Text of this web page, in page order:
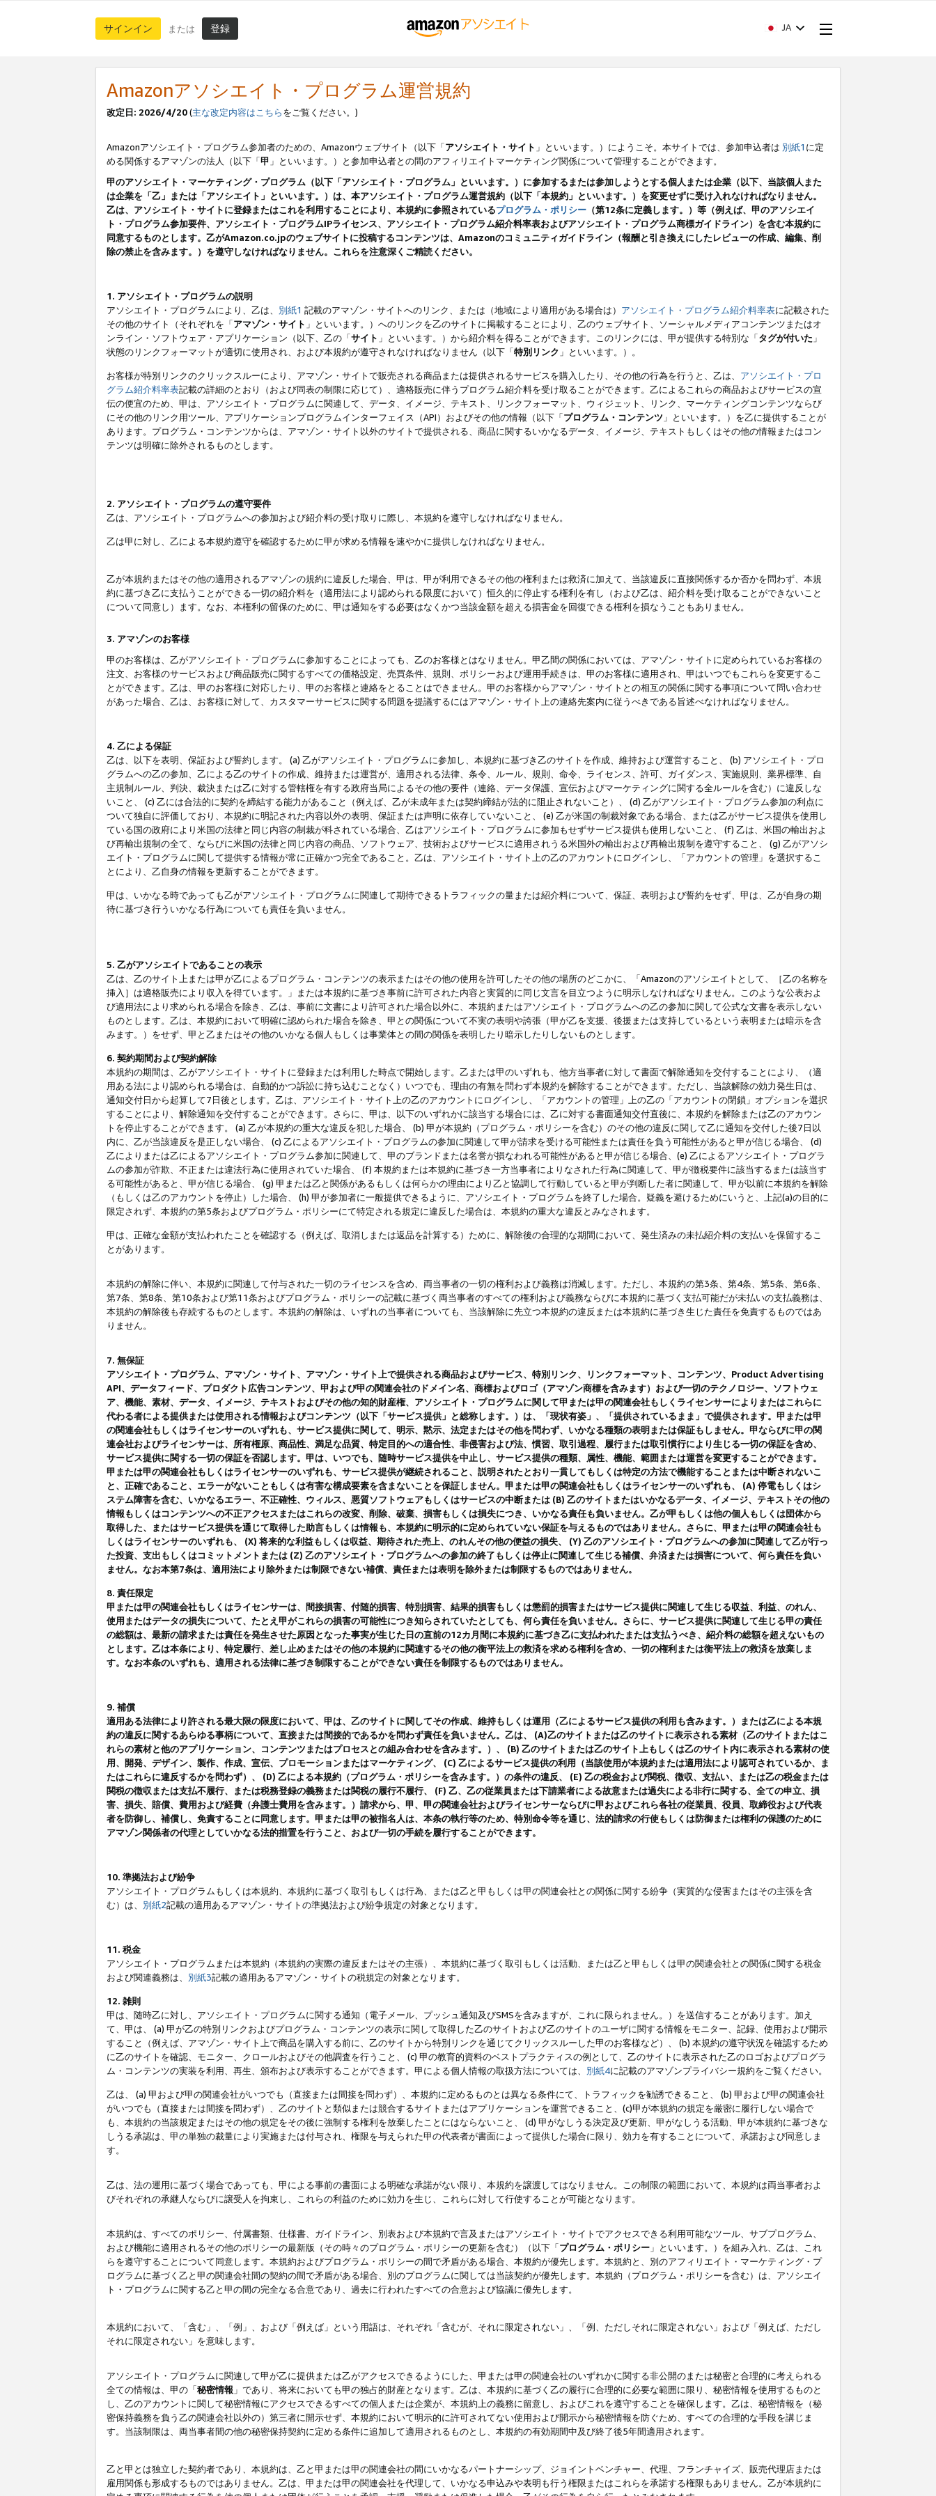
サインイン または 登録 JA
Amazonアソシエイト・プログラム運営規約
改定日: 2026/4/20(主な改定内容はこちらをご覧ください。)
Amazonアソシエイト・プログラム参加者のための、Amazonウェブサイト（以下「アソシエイト・サイト 」といいます。）にようこそ。本サイトでは、参加申込者は 別紙1 に定
める関係するアマゾンの法人（以下「甲 」といいます。）と参加申込者との間のアフィリエイトマーケティング関係について管理することができます。
甲のアソシエイト・マーケティング・プログラム（以下「アソシエイト・プログラム」といいます。）に参加するまたは参加しようとする個人または企業（以下、当該個人また
は企業を「乙」または「アソシエイト」といいます。）は、本アソシエイト・プログラム運営規約（以下「本規約」といいます。）を変更せずに受け入れなければなりません。
乙は、アソシエイト・サイトに登録またはこれを利用することにより、本規約に参照されているプログラム・ポリシー （第12条に定義します。）等（例えば、甲のアソシエイ
ト・プログラム参加要件、アソシエイト・プログラムIPライセンス、アソシエイト・プログラム紹介料率表およびアソシエイト・プログラム商標ガイドライン）を含む本規約に
同意するものとします。乙がAmazon.co.jpのウェブサイトに投稿するコンテンツは、Amazonのコミュニティガイドライン（報酬と引き換えにしたレビューの作成、編集、削
除の禁止を含みます。）を遵守しなければなりません。これらを注意深くご精読ください。
1. アソシエイト・プログラムの説明
アソシエイト・プログラムにより、乙は、 別紙1 記載のアマゾン・サイトへのリンク、または（地域により適用がある場合は） アソシエイト・プログラム紹介料率表に記載された
その他のサイト（それぞれを「アマゾン・サイト 」といいます。）へのリンクを乙のサイトに掲載することにより、乙のウェブサイト、ソーシャルメディアコンテンツまたはオ
ンライン・ソフトウェア・アプリケーション（以下、乙の「サイト 」といいます。）から紹介料を得ることができます。このリンクには、甲が提供する特別な「タグが付いた 」
状態のリンクフォーマットが適切に使用され、および本規約が遵守されなければなりません（以下「特別リンク 」といいます。）。
お客様が特別リンクのクリックスルーにより、アマゾン・サイトで販売される商品または提供されるサービスを購入したり、その他の行為を行うと、乙は、 アソシエイト・プロ
グラム紹介料率表記載の詳細のとおり（および同表の制限に応じて）、適格販売に伴うプログラム紹介料を受け取ることができます。乙によるこれらの商品およびサービスの宣
伝の便宜のため、甲は、アソシエイト・プログラムに関連して、データ、イメージ、テキスト、リンクフォーマット、ウィジェット、リンク、マーケティングコンテンツならび
にその他のリンク用ツール、アプリケーションプログラムインターフェイス（API）およびその他の情報（以下「プログラム・コンテンツ 」といいます。）を乙に提供することが
あります。プログラム・コンテンツからは、アマゾン・サイト以外のサイトで提供される、商品に関するいかなるデータ、イメージ、テキストもしくはその他の情報またはコン
テンツは明確に除外されるものとします。
2. アソシエイト・プログラムの遵守要件
乙は、アソシエイト・プログラムへの参加および紹介料の受け取りに際し、本規約を遵守しなければなりません。
乙は甲に対し、乙による本規約遵守を確認するために甲が求める情報を速やかに提供しなければなりません。
乙が本規約またはその他の適用されるアマゾンの規約に違反した場合、甲は、甲が利用できるその他の権利または救済に加えて、当該違反に直接関係するか否かを問わず、本規
約に基づき乙に支払うことができる一切の紹介料を（適用法により認められる限度において）恒久的に停止する権利を有し（および乙は、紹介料を受け取ることができないこと
について同意し）ます。なお、本権利の留保のために、甲は通知をする必要はなくかつ当該金額を超える損害金を回復できる権利を損なうこともありません。
3. アマゾンのお客様
甲のお客様は、乙がアソシエイト・プログラムに参加することによっても、乙のお客様とはなりません。甲乙間の関係においては、アマゾン・サイトに定められているお客様の
注文、お客様のサービスおよび商品販売に関するすべての価格設定、売買条件、規則、ポリシーおよび運用手続きは、甲のお客様に適用され、甲はいつでもこれらを変更するこ
とができます。乙は、甲のお客様に対応したり、甲のお客様と連絡をとることはできません。甲のお客様からアマゾン・サイトとの相互の関係に関する事項について問い合わせ
があった場合、乙は、お客様に対して、カスタマーサービスに関する問題を提議するにはアマゾン・サイト上の連絡先案内に従うべきである旨述べなければなりません。
4. 乙による保証
乙は、以下を表明、保証および誓約します。 (a) 乙がアソシエイト・プログラムに参加し、本規約に基づき乙のサイトを作成、維持および運営すること、 (b) アソシエイト・プロ
グラムへの乙の参加、乙による乙のサイトの作成、維持または運営が、適用される法律、条令、ルール、規則、命令、ライセンス、許可、ガイダンス、実施規則、業界標準、自
主規制ルール、判決、裁決または乙に対する管轄権を有する政府当局によるその他の要件（連絡、データ保護、宣伝およびマーケティングに関する全ルールを含む）に違反しな
いこと、 (c) 乙には合法的に契約を締結する能力があること（例えば、乙が未成年または契約締結が法的に阻止されないこと）、 (d) 乙がアソシエイト・プログラム参加の利点に
ついて独自に評価しており、本規約に明記された内容以外の表明、保証または声明に依存していないこと、 (e) 乙が米国の制裁対象である場合、または乙がサービス提供を使用し
ている国の政府により米国の法律と同じ内容の制裁が科されている場合、乙はアソシエイト・プログラムに参加もせずサービス提供も使用しないこと、 (f) 乙は、米国の輸出およ
び再輸出規制の全て、ならびに米国の法律と同じ内容の商品、ソフトウェア、技術およびサービスに適用されうる米国外の輸出および再輸出規制を遵守すること、 (g) 乙がアソシ
エイト・プログラムに関して提供する情報が常に正確かつ完全であること。乙は、アソシエイト・サイト上の乙のアカウントにログインし、「アカウントの管理」を選択するこ
とにより、乙自身の情報を更新することができます。
甲は、いかなる時であっても乙がアソシエイト・プログラムに関連して期待できるトラフィックの量または紹介料について、保証、表明および誓約をせず、甲は、乙が自身の期
待に基づき行ういかなる行為についても責任を負いません。
5. 乙がアソシエイトであることの表示
乙は、乙のサイト上または甲が乙によるプログラム・コンテンツの表示またはその他の使用を許可したその他の場所のどこかに、「Amazonのアソシエイトとして、［乙の名称を
挿入］は適格販売により収入を得ています。」または本規約に基づき事前に許可された内容と実質的に同じ文言を目立つように明示しなければなりません。このような公表およ
び適用法により求められる場合を除き、乙は、事前に文書により許可された場合以外に、本規約またはアソシエイト・プログラムへの乙の参加に関して公式な文書を表示しない
ものとします。乙は、本規約において明確に認められた場合を除き、甲との関係について不実の表明や誇張（甲が乙を支援、後援または支持しているという表明または暗示を含
みます。）をせず、甲と乙またはその他のいかなる個人もしくは事業体との間の関係を表明したり暗示したりしないものとします。
6. 契約期間および契約解除
本規約の期間は、乙がアソシエイト・サイトに登録または利用した時点で開始します。乙または甲のいずれも、他方当事者に対して書面で解除通知を交付することにより、（適
用ある法により認められる場合は、自動的かつ訴訟に持ち込むことなく）いつでも、理由の有無を問わず本規約を解除することができます。ただし、当該解除の効力発生日は、
通知交付日から起算して7日後とします。乙は、アソシエイト・サイト上の乙のアカウントにログインし、「アカウントの管理」上の乙の「アカウントの閉鎖」オプションを選択
することにより、解除通知を交付することができます。さらに、甲は、以下のいずれかに該当する場合には、乙に対する書面通知交付直後に、本規約を解除または乙のアカウン
トを停止することができます。 (a) 乙が本規約の重大な違反を犯した場合、 (b) 甲が本規約（プログラム・ポリシーを含む）のその他の違反に関して乙に通知を交付した後7日以
内に、乙が当該違反を是正しない場合、 (c) 乙によるアソシエイト・プログラムの参加に関連して甲が請求を受ける可能性または責任を負う可能性があると甲が信じる場合、 (d)
乙によりまたは乙によるアソシエイト・プログラム参加に関連して、甲のブランドまたは名誉が損なわれる可能性があると甲が信じる場合、(e) 乙によるアソシエイト・プログラ
ムの参加が詐欺、不正または違法行為に使用されていた場合、 (f) 本規約または本規約に基づき一方当事者によりなされた行為に関連して、甲が徴税要件に該当するまたは該当す
る可能性があると、甲が信じる場合、 (g) 甲または乙と関係があるもしくは何らかの理由により乙と協調して行動していると甲が判断した者に関連して、甲が以前に本規約を解除
（もしくは乙のアカウントを停止）した場合、 (h) 甲が参加者に一般提供できるように、アソシエイト・プログラムを終了した場合。疑義を避けるためにいうと、上記(a)の目的に
限定されず、本規約の第5条およびプログラム・ポリシーにて特定される規定に違反した場合は、本規約の重大な違反とみなされます。
甲は、正確な金額が支払われたことを確認する（例えば、取消しまたは返品を計算する）ために、解除後の合理的な期間において、発生済みの未払紹介料の支払いを保留するこ
とがあります。
本規約の解除に伴い、本規約に関連して付与された一切のライセンスを含め、両当事者の一切の権利および義務は消滅します。ただし、本規約の第3条、第4条、第5条、第6条、
第7条、第8条、第10条および第11条およびプログラム・ポリシーの記載に基づく両当事者のすべての権利および義務ならびに本規約に基づく支払可能だが未払いの支払義務は、
本規約の解除後も存続するものとします。本規約の解除は、いずれの当事者についても、当該解除に先立つ本規約の違反または本規約に基づき生じた責任を免責するものではあ
りません。
7. 無保証
アソシエイト・プログラム、アマゾン・サイト、アマゾン・サイト上で提供される商品およびサービス、特別リンク、リンクフォーマット、コンテンツ、Product Advertising
API、データフィード、プロダクト広告コンテンツ、甲および甲の関連会社のドメイン名、商標およびロゴ（アマゾン商標を含みます）および一切のテクノロジー、ソフトウェ
ア、機能、素材、データ、イメージ、テキストおよびその他の知的財産権、アソシエイト・プログラムに関して甲または甲の関連会社もしくライセンサーによりまたはこれらに
代わる者による提供または使用される情報およびコンテンツ（以下「サービス提供」と総称します。）は、「現状有姿」、「提供されているまま」で提供されます。甲または甲
の関連会社もしくはライセンサーのいずれも、サービス提供に関して、明示、黙示、法定またはその他を問わず、いかなる種類の表明または保証もしません。甲ならびに甲の関
連会社およびライセンサーは、所有権原、商品性、満足な品質、特定目的への適合性、非侵害および法、慣習、取引過程、履行または取引慣行により生じる一切の保証を含め、
サービス提供に関する一切の保証を否認します。甲は、いつでも、随時サービス提供を中止し、サービス提供の種類、属性、機能、範囲または運営を変更することができます。
甲または甲の関連会社もしくはライセンサーのいずれも、サービス提供が継続されること、説明されたとおり一貫してもしくは特定の方法で機能することまたは中断されないこ
と、正確であること、エラーがないこともしくは有害な構成要素を含まないことを保証しません。甲または甲の関連会社もしくはライセンサーのいずれも、 (A) 停電もしくはシ
ステム障害を含む、いかなるエラー、不正確性、ウィルス、悪質ソフトウェアもしくはサービスの中断または (B) 乙のサイトまたはいかなるデータ、イメージ、テキストその他の
情報もしくはコンテンツへの不正アクセスまたはこれらの改変、削除、破棄、損害もしくは損失につき、いかなる責任も負いません。乙が甲もしくは他の個人もしくは団体から
取得した、またはサービス提供を通じて取得した助言もしくは情報も、本規約に明示的に定められていない保証を与えるものではありません。さらに、甲または甲の関連会社も
しくはライセンサーのいずれも、 (X) 将来的な利益もしくは収益、期待された売上、のれんその他の便益の損失、 (Y) 乙のアソシエイト・プログラムへの参加に関連して乙が行っ
た投資、支出もしくはコミットメントまたは (Z) 乙のアソシエイト・プログラムへの参加の終了もしくは停止に関連して生じる補償、弁済または損害について、何ら責任を負い
ません。なお本第7条は、適用法により除外または制限できない補償、責任または表明を除外または制限するものではありません。
8. 責任限定
甲または甲の関連会社もしくはライセンサーは、間接損害、付随的損害、特別損害、結果的損害もしくは懲罰的損害またはサービス提供に関連して生じる収益、利益、のれん、
使用またはデータの損失について、たとえ甲がこれらの損害の可能性につき知らされていたとしても、何ら責任を負いません。さらに、サービス提供に関連して生じる甲の責任
の総額は、最新の請求または責任を発生させた原因となった事実が生じた日の直前の12カ月間に本規約に基づき乙に支払われたまたは支払うべき、紹介料の総額を超えないもの
とします。乙は本条により、特定履行、差し止めまたはその他の本規約に関連するその他の衡平法上の救済を求める権利を含め、一切の権利または衡平法上の救済を放棄しま
す。なお本条のいずれも、適用される法律に基づき制限することができない責任を制限するものではありません。
9. 補償
適用ある法律により許される最大限の限度において、甲は、乙のサイトに関してその作成、維持もしくは運用（乙によるサービス提供の利用も含みます。）または乙による本規
約の違反に関するあらゆる事柄について、直接または間接的であるかを問わず責任を負いません。乙は、 (A)乙のサイトまたは乙のサイトに表示される素材（乙のサイトまたはこ
れらの素材と他のアプリケーション、コンテンツまたはプロセスとの組み合わせを含みます。）、 (B) 乙のサイトまたは乙のサイト上もしくは乙のサイト内に表示される素材の使
用、開発、デザイン、製作、作成、宣伝、プロモーションまたはマーケティング、 (C) 乙によるサービス提供の利用（当該使用が本規約または適用法により認可されているか、ま
たはこれらに違反するかを問わず）、 (D) 乙による本規約（プログラム・ポリシーを含みます。）の条件の違反、 (E) 乙の税金および関税、徴収、支払い、または乙の税金または
関税の徴収または支払不履行、または税務登録の義務または関税の履行不履行、 (F) 乙、乙の従業員または下請業者による故意または過失による非行に関する、全ての申立、損
害、損失、賠償、費用および経費（弁護士費用を含みます。）請求から、甲、甲の関連会社およびライセンサーならびに甲およびこれら各社の従業員、役員、取締役および代表
者を防御し、補償し、免責することに同意します。甲または甲の被指名人は、本条の執行等のため、特別命令等を通じ、法的請求の行使もしくは防御または権利の保護のために
アマゾン関係者の代理としていかなる法的措置を行うこと、および一切の手続を履行することができます。
10. 準拠法および紛争
アソシエイト・プログラムもしくは本規約、本規約に基づく取引もしくは行為、または乙と甲もしくは甲の関連会社との関係に関する紛争（実質的な侵害またはその主張を含
む）は、 別紙2記載の適用あるアマゾン・サイトの準拠法および紛争規定の対象となります。
11. 税金
アソシエイト・プログラムまたは本規約（本規約の実際の違反またはその主張）、本規約に基づく取引もしくは活動、または乙と甲もしくは甲の関連会社との関係に関する税金
および関連義務は、 別紙3記載の適用あるアマゾン・サイトの税規定の対象となります。
12. 雑則
甲は、随時乙に対し、アソシエイト・プログラムに関する通知（電子メール、プッシュ通知及びSMSを含みますが、これに限られません。）を送信することがあります。加え
て、甲は、 (a) 甲が乙の特別リンクおよびプログラム・コンテンツの表示に関して取得した乙のサイトおよび乙のサイトのユーザに関する情報をモニター、記録、使用および開示
すること（例えば、アマゾン・サイト上で商品を購入する前に、乙のサイトから特別リンクを通じてクリックスルーした甲のお客様など）、 (b) 本規約の遵守状況を確認するため
に乙のサイトを確認、モニター、クロールおよびその他調査を行うこと、 (c) 甲の教育的資料のベストプラクティスの例として、乙のサイトに表示された乙のロゴおよびプログラ
ム・コンテンツの実装を利用、再生、頒布および表示することができます。甲による個人情報の取扱方法については、 別紙4に記載のアマゾンプライバシー規約をご覧ください。
乙は、 (a) 甲および甲の関連会社がいつでも（直接または間接を問わず）、本規約に定めるものとは異なる条件にて、トラフィックを勧誘できること、 (b) 甲および甲の関連会社
がいつでも（直接または間接を問わず）、乙のサイトと類似または競合するサイトまたはアプリケーションを運営できること、(c)甲が本規約の規定を厳密に履行しない場合で
も、本規約の当該規定またはその他の規定をその後に強制する権利を放棄したことにはならないこと、 (d) 甲がなしうる決定及び更新、甲がなしうる活動、甲が本規約に基づきな
しうる承認は、甲の単独の裁量により実施または付与され、権限を与えられた甲の代表者が書面によって提供した場合に限り、効力を有することについて、承諾および同意しま
す。
乙は、法の運用に基づく場合であっても、甲による事前の書面による明確な承諾がない限り、本規約を譲渡してはなりません。この制限の範囲において、本規約は両当事者およ
びそれぞれの承継人ならびに譲受人を拘束し、これらの利益のために効力を生じ、これらに対して行使することが可能となります。
本規約は、すべてのポリシー、付属書類、仕様書、ガイドライン、別表および本規約で言及またはアソシエイト・サイトでアクセスできる利用可能なツール、サブプログラム、
および機能に適用されるその他のポリシーの最新版（その時々のプログラム・ポリシーの更新を含む）（以下「プログラム・ポリシー 」といいます。）を組み入れ、乙は、これ
らを遵守することについて同意します。本規約およびプログラム・ポリシーの間で矛盾がある場合、本規約が優先します。本規約と、別のアフィリエイト・マーケティング・プ
ログラムに基づく乙と甲の関連会社間の契約の間で矛盾がある場合、別のプログラムに関しては当該契約が優先します。本規約（プログラム・ポリシーを含む）は、アソシエイ
ト・プログラムに関する乙と甲の間の完全なる合意であり、過去に行われたすべての合意および協議に優先します。
本規約において、「含む」、「例」、および「例えば」という用語は、それぞれ「含むが、それに限定されない」、「例、ただしそれに限定されない」および「例えば、ただし
それに限定されない」を意味します。
アソシエイト・プログラムに関連して甲が乙に提供または乙がアクセスできるようにした、甲または甲の関連会社のいずれかに関する非公開のまたは秘密と合理的に考えられる
全ての情報は、甲の「秘密情報 」であり、将来においても甲の独占的財産となります。乙は、本規約に基づく乙の履行に合理的に必要な範囲に限り、秘密情報を使用するものと
し、乙のアカウントに関して秘密情報にアクセスできるすべての個人または企業が、本規約上の義務に留意し、およびこれを遵守することを確保します。乙は、秘密情報を（秘
密保持義務を負う乙の関連会社以外の）第三者に開示せず、本規約において明示的に許可されてない使用および開示から秘密情報を防ぐため、すべての合理的な手段を講じま
す。当該制限は、両当事者間の他の秘密保持契約に定める条件に追加して適用されるものとし、本規約の有効期間中及び終了後5年間適用されます。
乙と甲とは独立した契約者であり、本規約は、乙と甲または甲の関連会社の間にいかなるパートナーシップ、ジョイントベンチャー、代理、フランチャイズ、販売代理店または
雇用関係も形成するものではありません。乙は、甲または甲の関連会社を代理して、いかなる申込みや表明も行う権限またはこれらを承諾する権限もありません。乙が本規約に